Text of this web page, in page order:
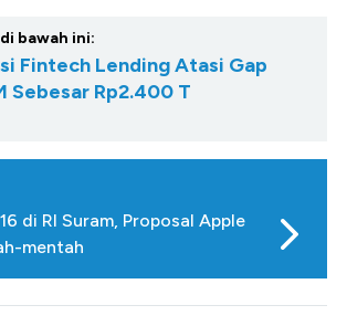
bawah ini:
Fintech Lending Atasi Gap
Sebesar Rp2.400 T
di RI Suram, Proposal Apple
mentah